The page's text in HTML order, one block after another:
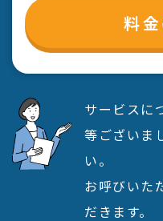
料
サービスに
等ございま
い。
お呼びいた
だきます。